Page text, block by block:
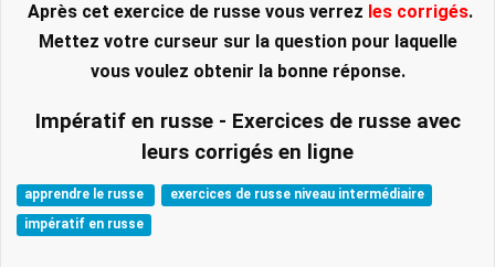
Après cet exercice de russe vous verrez les corrigés.
Mettez votre curseur sur la question pour laquelle
vous voulez obtenir la bonne réponse.
Impératif en russe - Exercices de russe avec
leurs corrigés en ligne
apprendre le russe
exercices de russe niveau intermédiaire
impératif en russe